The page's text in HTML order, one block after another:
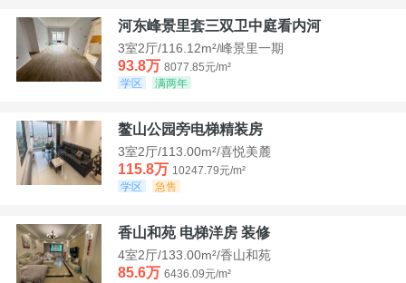
河东峰景里套三双卫中庭看内河
3室2厅/116.12m²/峰景里一期
93.8万 8077.85元/m²
学区
满两年
鳌山公园旁电梯精装房
3室2厅/113.00m²/喜悦美麓
115.8万 10247.79元/m²
学区
急售
香山和苑 电梯洋房 装修
4室2厅/133.00m²/香山和苑
85.6万 6436.09元/m²